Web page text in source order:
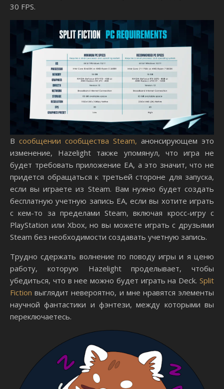
30 FPS.
В сообщении сообщества Steam, анонсирующем это
изменение, Hazelight также упомянул, что игра не
будет требовать приложение EA, а это значит, что не
придется обращаться к третьей стороне для запуска,
если вы играете из Steam. Вам нужно будет создать
бесплатную учетную запись EA, если вы хотите играть
с кем-то за пределами Steam, включая кросс-игру с
PlayStation или Xbox, но вы можете играть с друзьями
Steam без необходимости создавать учетную запись.
Трудно сдержать волнение по поводу игры и я ценю
работу, которую Hazelight проделывает, чтобы
убедиться, что в нее можно будет играть на Deck. Split
Fiction выглядит невероятно, и мне нравятся элементы
научной фантастики и фэнтези, между которыми вы
переключаетесь.